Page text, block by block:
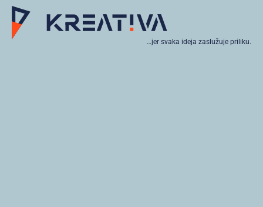
…jer svaka ideja zaslužuje priliku.